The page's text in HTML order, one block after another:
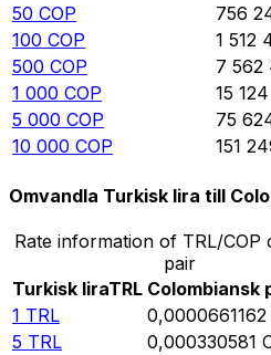
50 COP 756
100 COP 1 512
500 COP 7 562
1 000 COP 15
5 000 COP 75
10 000 COP 151
Omvandla Turkisk lira till
Rate information of TRL/COP
pair
Turkisk liraTRL Colombiansk
1 TRL 0,0000661162
5 TRL 0,000330581